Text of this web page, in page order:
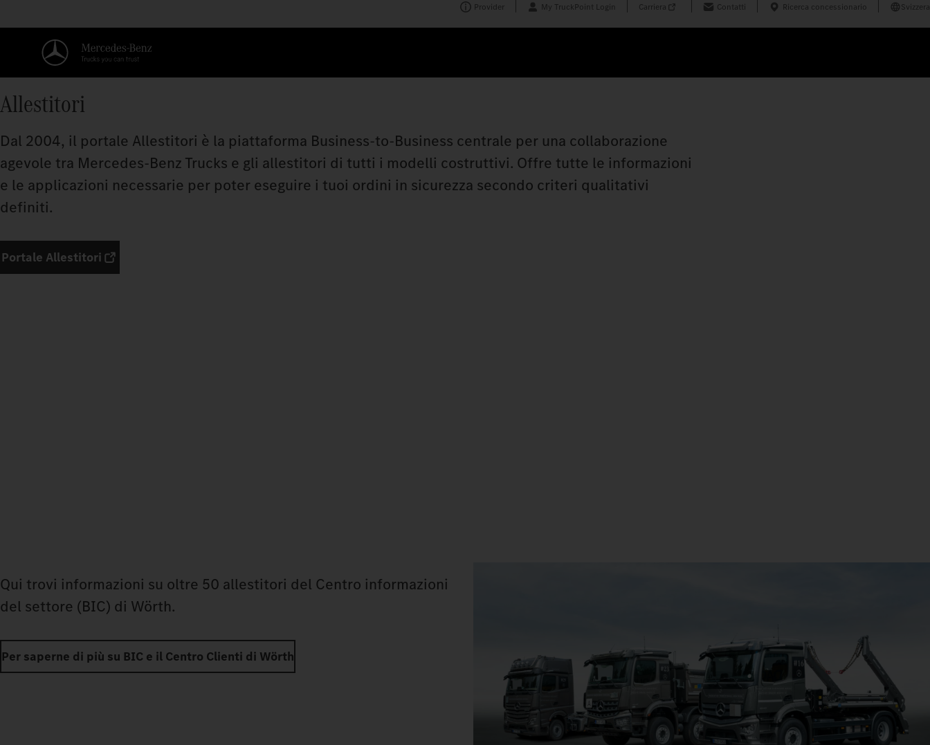
Provider My TruckPoint Login Carriera Contatti Ricerca concessionario Svizzera
Allestitori
Dal 2004, il portale Allestitori è la piattaforma Business-to-Business centrale per una collaborazione
agevole tra Mercedes‑Benz Trucks e gli allestitori di tutti i modelli costruttivi. Offre tutte le informazioni
e le applicazioni necessarie per poter eseguire i tuoi ordini in sicurezza secondo criteri qualitativi
definiti.
Portale Allestitori
Qui trovi informazioni su oltre 50 allestitori del Centro informazioni
del settore (BIC) di Wörth.
Per saperne di più su BIC e il Centro Clienti di Wörth